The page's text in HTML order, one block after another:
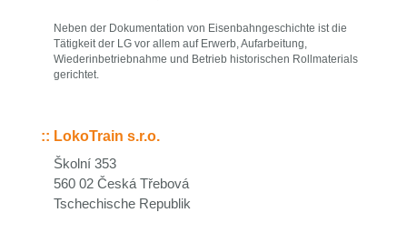
Neben der Dokumentation von Eisenbahngeschichte ist die
Tätigkeit der LG vor allem auf Erwerb, Aufarbeitung,
Wiederinbetriebnahme und Betrieb historischen Rollmaterials
gerichtet.
:: LokoTrain s.r.o.
Školní 353
560 02 Česká Třebová
Tschechische Republik